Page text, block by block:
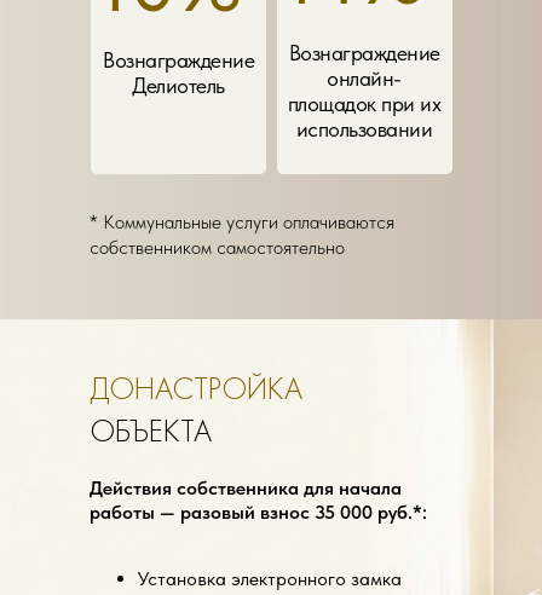
Вознаграждение
Делиотель
Вознаграждение
онлайн-
площадок при их
использовании
* Коммунальные услуги оплачиваются
собственником самостоятельно
Установка электронного замка
Действия собственника для начала
работы — разовый взнос 35 000 руб.*:
ДОНАСТРОЙКА
ОБЪЕКТА